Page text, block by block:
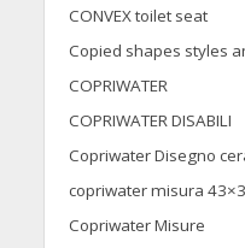
CONVEX toilet seat
Copied shapes styles
COPRIWATER
COPRIWATER DISABILI
Copriwater Disegno
copriwater misura
Copriwater Misure